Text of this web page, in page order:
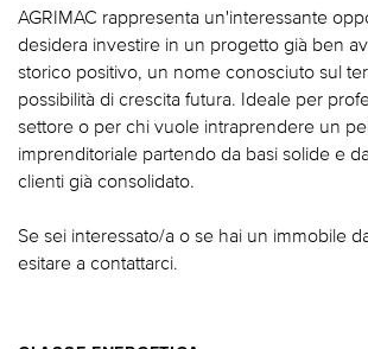
AGRIMAC rappresenta un'interessante
desidera investire in un progetto già ben
storico positivo, un nome conosciuto sul
possibilità di crescita futura. Ideale per
settore o per chi vuole intraprendere un
imprenditoriale partendo da basi solide e
clienti già consolidato.
Se sei interessato/a o se hai un immobile
esitare a contattarci.